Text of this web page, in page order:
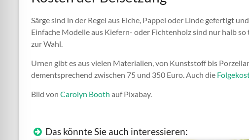
Särge sind in der Regel aus Eiche, Pappel oder Linde gefertigt
Einfache Modelle aus Kiefern- oder Fichtenholz sind nur halb
zur Wahl.
Urnen gibt es aus vielen Materialien, von Kunststoff bis
dementsprechend zwischen 75 und 350 Euro. Auch die
Bild von Carolyn Booth auf Pixabay.
Das könnte Sie auch interessieren: